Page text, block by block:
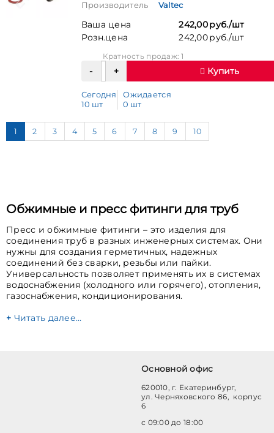
Производитель
Valtec
Ваша цена
242,00 руб./шт
Розн.цена
242,00 руб./шт
Кратность продаж: 1
Купить
Сегодня
10 шт
Ожидается
0 шт
1 2 3 4 5 6 7 8 9 10
Обжимные и пресс фитинги для труб
Пресс и обжимные фитинги – это изделия для
соединения труб в разных инженерных системах. Они
нужны для создания герметичных, надежных
соединений без сварки, резьбы или пайки.
Универсальность позволяет применять их в системах
водоснабжения (холодного или горячего), отопления,
газоснабжения, кондиционирования.
Читать далее…
Основной офис
620010, г. Екатеринбург,
ул. Черняховского 86, корпус
6
с 09:00 до 18:00